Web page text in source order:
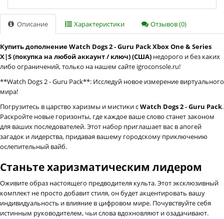
Описание Характеристики Отзывов (0)
Купить дополнение Watch Dogs 2 - Guru Pack Xbox One & Series
X|S (покупка на любой аккаунт / ключ) (США) недорого и без каких
либо ограничений, только на нашем сайте igroconsole.ru!
**Watch Dogs 2 - Guru Pack**: Исследуй новое измерение виртуального
мира!
Погрузитесь в царство харизмы и мистики сWatch Dogs 2 - Guru Pack.
Раскройте новые горизонты, где каждое ваше слово станет законом
для ваших последователей. Этот набор приглашает вас в апогей
загадок и лидерства, придавая вашему городскому приключению
ослепительный вайб.
Станьте харизматическим лидером
Оживите образ настоящего предводителя культа. Этот эксклюзивный
комплект не просто добавит стиля, он будет акцентировать вашу
индивидуальность и влияние в цифровом мире. Почувствуйте себя
истинным руководителем, чьи слова вдохновляют и озадачивают.